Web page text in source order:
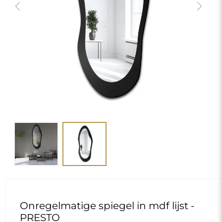
Previous Next
Onregelmatige spiegel in mdf lijst -
PRESTO